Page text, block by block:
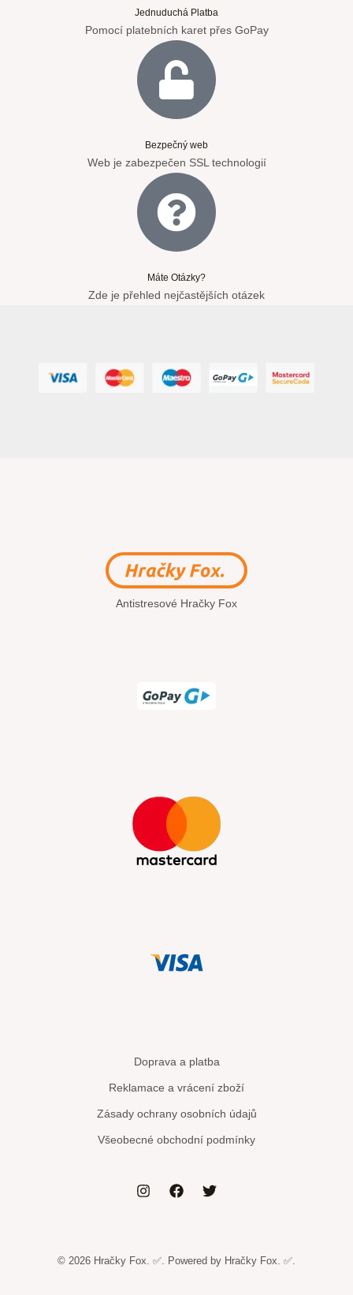
Jednuduchá Platba
Pomocí platebních karet přes GoPay
Bezpečný web
Web je zabezpečen SSL technologií
Máte Otázky?
Zde je přehled nejčastějších otázek
Antistresové Hračky Fox
Doprava a platba
Reklamace a vrácení zboží
Zásady ochrany osobních údajů
Všeobecné obchodní podmínky
© 2026 Hračky Fox. ✅. Powered by Hračky Fox. ✅.